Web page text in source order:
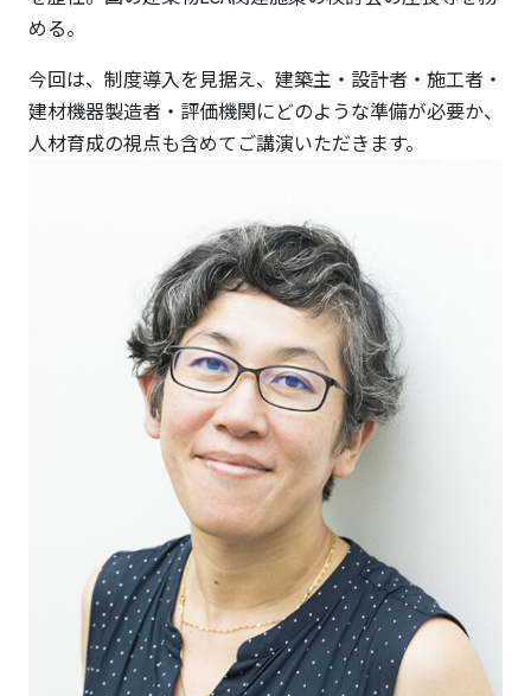
める。
今回は、制度導入を見据え、建築主・設計者・施工者・
建材機器製造者・評価機関にどのような準備が必要か、
人材育成の視点も含めてご講演いただきます。